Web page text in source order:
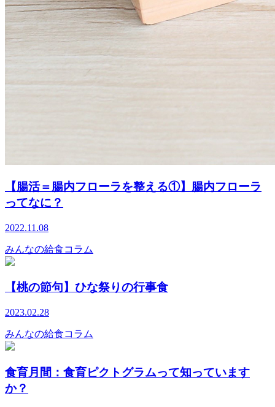
【腸活＝腸内フローラを整える①】腸内フローラ
ってなに？
2022.11.08
みんなの給食コラム
【桃の節句】ひな祭りの行事食
2023.02.28
みんなの給食コラム
食育月間：食育ピクトグラムって知っています
か？